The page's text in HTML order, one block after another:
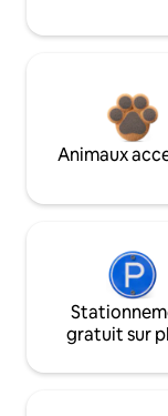
Animaux
gratuit sur